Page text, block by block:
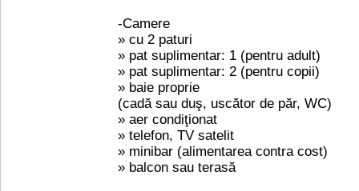
-Camere
» cu 2 paturi
» pat suplimentar: 1 (pentru adult)
» pat suplimentar: 2 (pentru copii)
» baie proprie
(cadă sau duş, uscător de păr, WC)
» aer condiţionat
» telefon, TV satelit
» minibar (alimentarea contra cost)
» balcon sau terasă